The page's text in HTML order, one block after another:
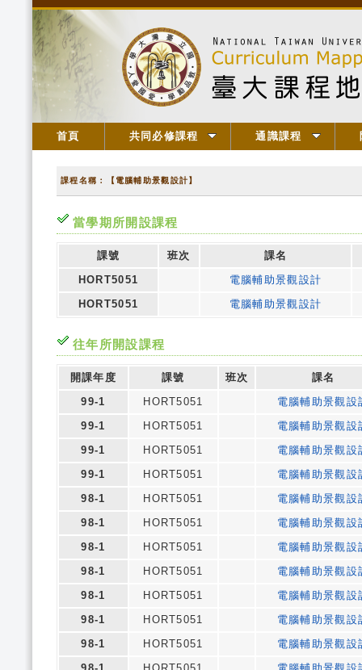
首頁 共同必修課程 通識課程
課程名稱：【電腦輔助景觀設計】
當學期所開設課程
課號 班次
課名
HORT5051
電腦輔助景觀設計
HORT5051
電腦輔助景觀設計
往年所開設課程
開課年度 課號 班次
課名
99-1
HORT5051
電腦輔助景觀設
99-1
HORT5051
電腦輔助景觀設
99-1
HORT5051
電腦輔助景觀設
99-1
HORT5051
電腦輔助景觀設
98-1
HORT5051
電腦輔助景觀設
98-1
HORT5051
電腦輔助景觀設
98-1
HORT5051
電腦輔助景觀設
98-1
HORT5051
電腦輔助景觀設
98-1
HORT5051
電腦輔助景觀設
98-1
HORT5051
電腦輔助景觀設
98-1
HORT5051
電腦輔助景觀設